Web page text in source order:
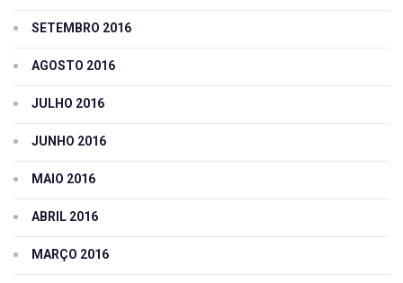
SETEMBRO 2016
AGOSTO 2016
JULHO 2016
JUNHO 2016
MAIO 2016
ABRIL 2016
MARÇO 2016